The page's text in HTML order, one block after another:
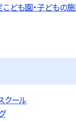
ども園・子どもの
クール